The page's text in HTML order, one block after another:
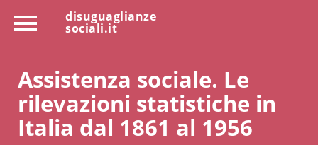
disuguaglianze
sociali.it
Assistenza sociale. Le
rilevazioni statistiche in
Italia dal 1861 al 1956